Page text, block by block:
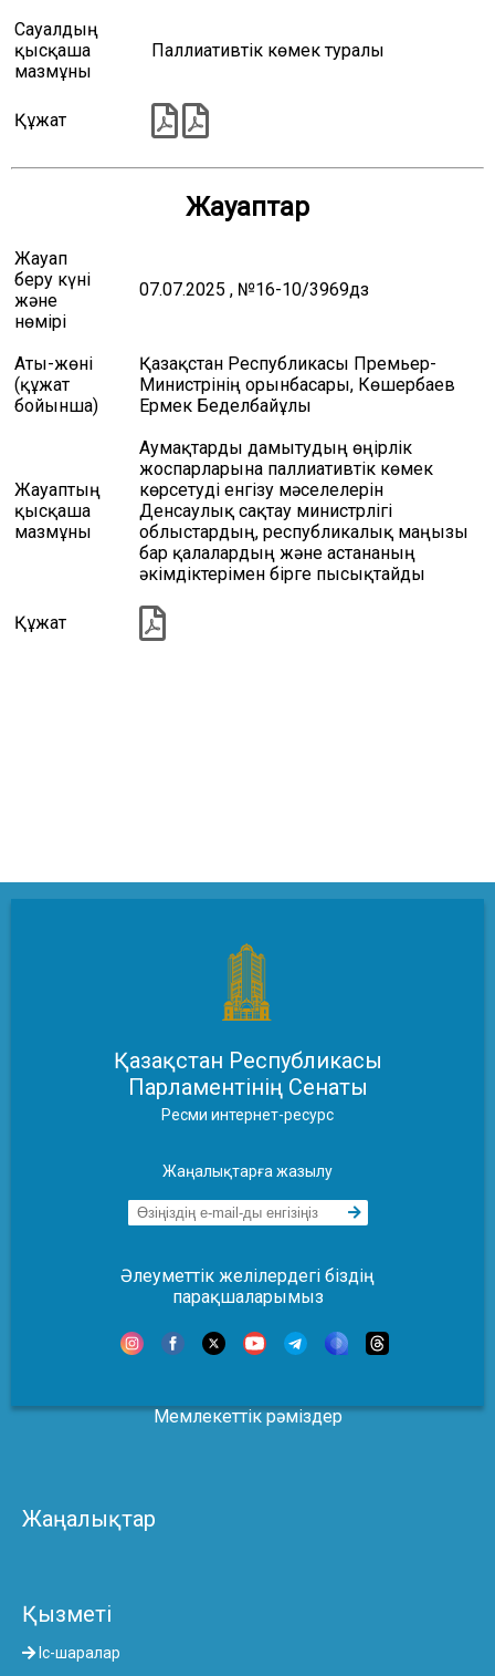
Сауалдың
қысқаша
мазмұны
Паллиативтік көмек туралы
Құжат
Жауаптар
Жауап
беру күні
және
нөмірі
07.07.2025 , №16-10/3969дз
Аты-жөні
(құжат
бойынша)
Қазақстан Республикасы Премьер-
Министрінің орынбасары, Көшербаев
Ермек Беделбайұлы
Жауаптың
қысқаша
мазмұны
Аумақтарды дамытудың өңірлік
жоспарларына паллиативтік көмек
көрсетуді енгізу мәселелерін
Денсаулық сақтау министрлігі
облыстардың, республикалық маңызы
бар қалалардың және астананың
әкімдіктерімен бірге пысықтайды
Құжат
Қазақстан Республикасы
Парламентінің Сенаты
Ресми интернет-ресурс
Жаңалықтарға жазылу
Әлеуметтік желілердегі біздің
парақшаларымыз
Мемлекеттік рәміздер
Жаңалықтар
Қызметі
Іс-шаралар